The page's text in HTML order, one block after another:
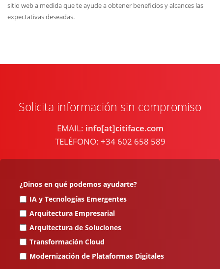
sitio web a medida que te ayude a obtener beneficios y alcances las
expectativas deseadas.
Solicita información sin compromiso
EMAIL: info[at]citiface.com
TELÉFONO: +34 602 658 589
¿Dinos en qué podemos ayudarte?
IA y Tecnologías Emergentes
Arquitectura Empresarial
Arquitectura de Soluciones
Transformación Cloud
Modernización de Plataformas Digitales